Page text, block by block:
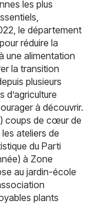
les plus
le département
réduire la
une alimentation
la transition
plusieurs
d’agriculture
à découvrir.
coups de cœur de
les ateliers de
du Parti
à Zone
au jardin-école
plants